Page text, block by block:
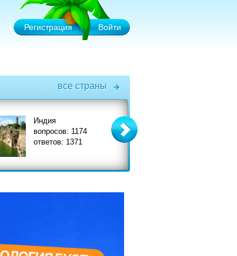
Регистрация Войти
все страны
1174
1371
Италия
вопросов: 3575
ответов: 3908